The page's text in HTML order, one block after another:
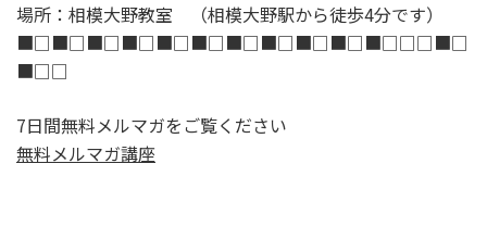
場所：相模大野教室 （相模大野駅から徒歩4分です）
■□■□■□■□■□■□■□■□■□■□■□□□■□
■□□
7日間無料メルマガをご覧ください
無料メルマガ講座